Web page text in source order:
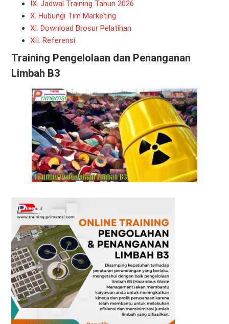
IX. Jadwal Training Tahun 2026
X. Hubungi Tim Marketing
XI. Download Brosur Pelatihan
XII. Referensi
Training Pengelolaan dan Penanganan
Limbah B3